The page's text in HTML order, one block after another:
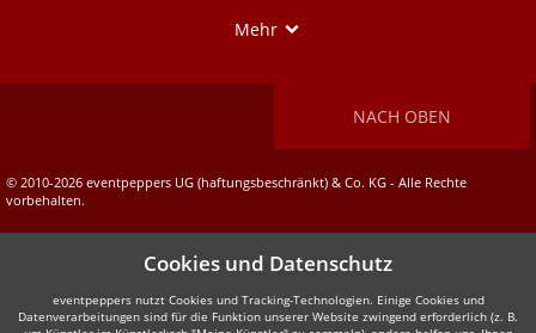
Mehr
NACH OBEN
© 2010-2026 eventpeppers UG (haftungsbeschränkt) & Co. KG - Alle Rechte
vorbehalten.
Cookies und Datenschutz
eventpeppers nutzt Cookies und Tracking-Technologien. Einige Cookies und
Datenverarbeitungen sind für die Funktion unserer Website zwingend erforderlich (z. B.